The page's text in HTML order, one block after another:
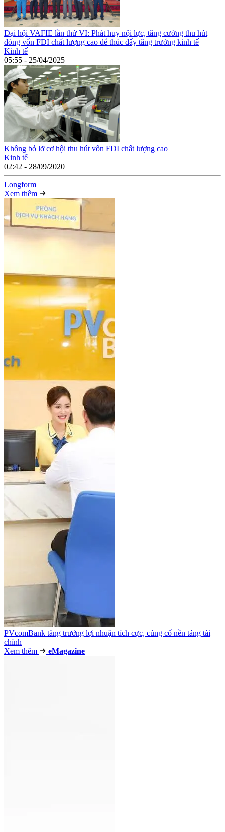
Đại hội VAFIE lần thứ VI: Phát huy nội lực, tăng cường thu hút
dòng vốn FDI chất lượng cao để thúc đẩy tăng trưởng kinh tế
Kinh tế
05:55 - 25/04/2025
Không bỏ lỡ cơ hội thu hút vốn FDI chất lượng cao
Kinh tế
02:42 - 28/09/2020
Longform
Xem thêm
PVcomBank tăng trưởng lợi nhuận tích cực, củng cố nền tảng tài
chính
Xem thêm
eMagazine